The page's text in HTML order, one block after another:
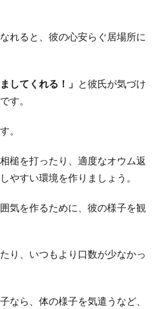
れると、彼の心安らぐ居場所に
してくれる！」 と彼氏が気づけ
す。
。
槌を打ったり、適度なオウム返
やすい環境を作りましょう。
気を作るために、彼の様子を観
り、いつもより口数が少なかっ
なら、体の様子を気遣うなど、